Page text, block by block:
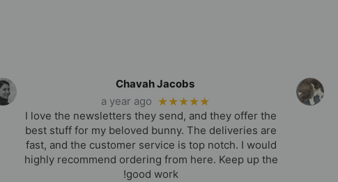
Chavah Jacobs
★★★★★
a year ago
I love the newsletters they send, and they offer the
best stuff for my beloved bunny. The deliveries are
fast, and the customer service is top notch. I would
highly recommend ordering from here. Keep up the
good work!